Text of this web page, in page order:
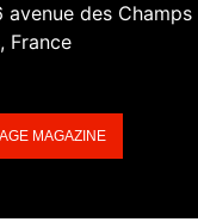
avenue des Champs
France
MAGAZINE